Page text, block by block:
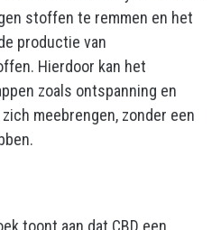
stoffen te remmen en het
productie van
Hierdoor kan het
zoals ontspanning en
meebrengen, zonder een
toont aan dat CBD een